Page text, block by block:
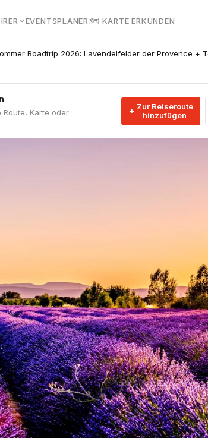
EVENTSPLANER🗺 KARTE ERKUNDEN
Roadtrip 2026: Lavendelfelder der Provence +
Route, Karte oder
Zur Reiseroute
hinzufügen